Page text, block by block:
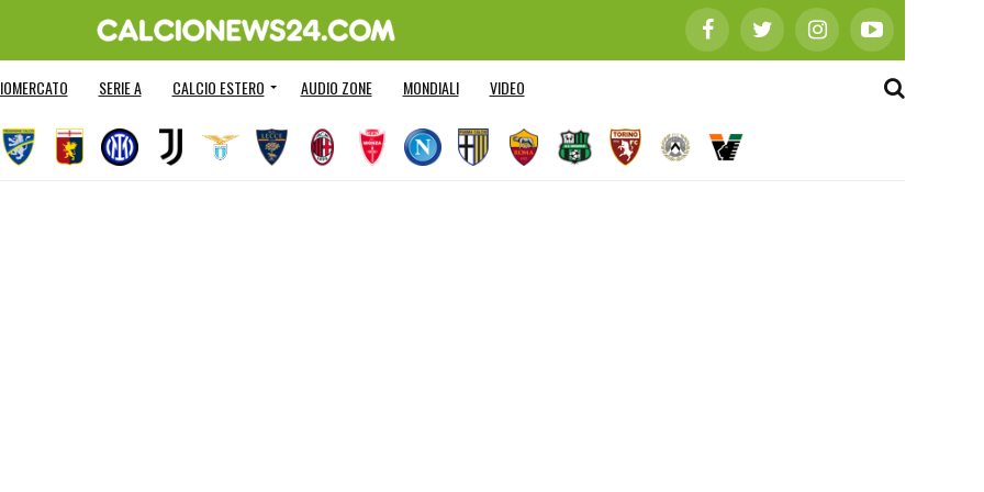
SERIE A CALCIO ESTERO AUDIO ZONE MONDIALI VIDEO